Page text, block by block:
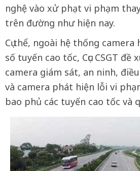
nghệ vào xử phạt vi phạm
trên đường như hiện nay.
Cụ thể, ngoài hệ thống
số tuyến cao tốc, Cục CSGT
camera giám sát, an ninh,
và camera phát hiện lỗi vi
bao phủ các tuyến cao tốc và